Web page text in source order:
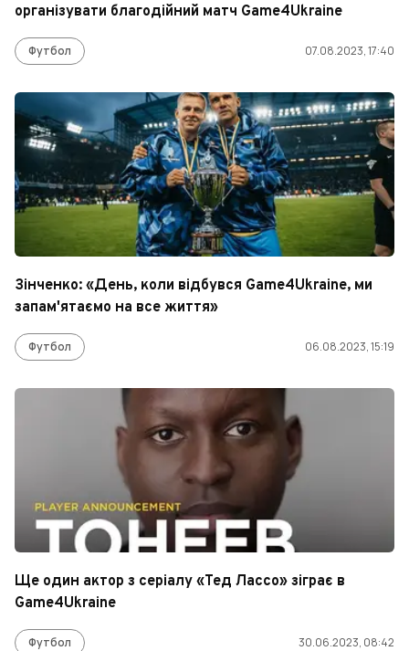
організувати благодійний матч Game4Ukraine
Футбол 07.08.2023, 17:40
Зінченко: «День, коли відбувся Game4Ukraine, ми
запам'ятаємо на все життя»
Футбол 06.08.2023, 15:19
Ще один актор з серіалу «Тед Лассо» зіграє в
Game4Ukraine
Футбол 30.06.2023, 08:42